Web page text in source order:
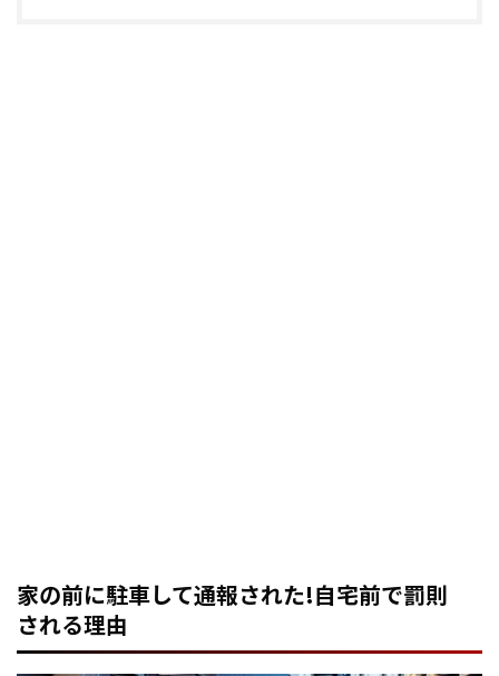
家の前に駐車して通報された!自宅前で罰則
される理由